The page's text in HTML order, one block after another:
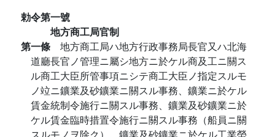
勅令第一號
地方商工局官制
第一條 地方商工局ハ地方行政事務局長官又ハ北海
道廳長官ノ管理ニ屬シ地方ニ於ケル商及工ニ關ス
ル商工大臣所管事項ニシテ商工大臣ノ指定スルモ
ノ竝ニ鑛業及砂鑛業ニ關スル事務、鑛業ニ於ケル
賃金統制令施行ニ關スル事務、鑛業及砂鑛業ニ於
ケル賃金臨時措置令施行ニ關スル事務（船員ニ關